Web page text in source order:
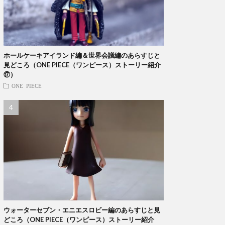
ホールケーキアイランド編＆世界会議編のあらすじと
見どころ（ONE PIECE（ワンピース）ストーリー紹介
⑰）
ONE PIECE
ウォーターセブン・エニエスロビー編のあらすじと見
どころ（ONE PIECE（ワンピース）ストーリー紹介